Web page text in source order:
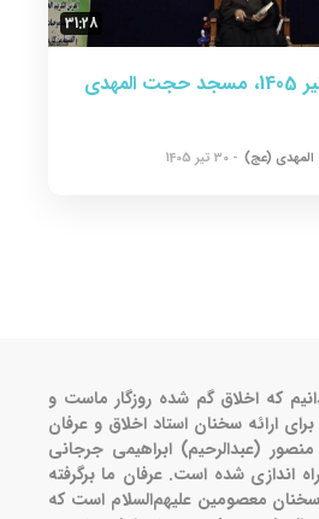
31:28
منبر 30 تیر 1405، مسجد حجت المهدی
(عج) - 30 تیر 1405
که اخلاق گم شده روزگار ماست و
ارائه سخنان استاد اخلاق و عرفان
(عبدالرحیم) ابراهیمی جرجانی
اندازی شده است. عرفان ما برگرفته
سخنان معصومین علیهم‌السلام است که